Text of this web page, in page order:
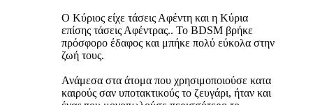
Ο Κύριος είχε τάσεις Αφέντη και η Κύρια
επίσης τάσεις Αφέντρας.. To ΒDSM βρήκε
πρόσφορο έδαφος και μπήκε πολύ εύκολα στην
ζωή τους.
Ανάμεσα στα άτομα που χρησιμοποιούσε κατα
καιρούς σαν υποτακτικούς το ζευγάρι, ήταν και